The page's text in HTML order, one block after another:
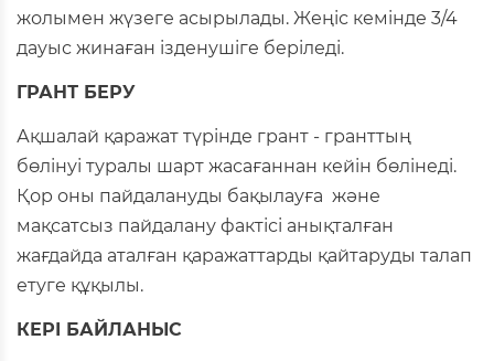
жолымен жүзеге асырылады. Жеңіс кемінде 3/4
дауыс жинаған ізденушіге беріледі.
ГРАНТ БЕРУ
Ақшалай қаражат түрінде грант - гранттың
бөлінуі туралы шарт жасағаннан кейін бөлінеді.
Қор оны пайдалануды бақылауға және
мақсатсыз пайдалану фактісі анықталған
жағдайда аталған қаражаттарды қайтаруды талап
етуге құқылы.
КЕРІ БАЙЛАНЫС